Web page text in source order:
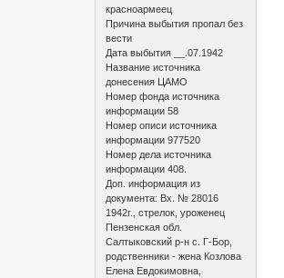
красноармеец
Причина выбытия пропал без
вести
Дата выбытия __.07.1942
Название источника
донесения ЦАМО
Номер фонда источника
информации 58
Номер описи источника
информации 977520
Номер дела источника
информации 408.
Доп. информация из
документа: Вх. № 28016
1942г., стрелок, уроженец
Пензенская обл.
Салтыковский р-н с. Г-Бор,
родственники - жена Козлова
Елена Евдокимовна,